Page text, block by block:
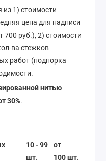
1) стоимости
цена для надписи
700 руб.), 2) стоимости
ва стежков
работ (подпорка
нитью
30%.
10 - 99
шт.
от
100 шт.